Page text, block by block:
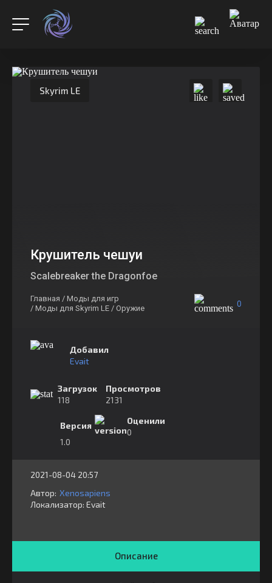
Skyrim LE
Крушитель чешуи
Scalebreaker the Dragonfoe
Главная / Моды для игр
/ Моды для Skyrim LE / Оружие 0
Добавил
Evait
Загрузок
118
Просмотров
2131
Версия
1.0
Оценили
0
2021-08-04 20:57
Автор: Xenosapiens
Локализатор: ⁣⁣⁣Evait
Описание